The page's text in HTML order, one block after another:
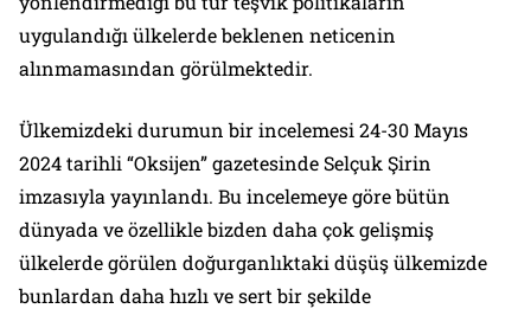
uygulandığı ülkelerde beklenen neticenin
alınmamasından görülmektedir.
Ülkemizdeki durumun bir incelemesi 24-30 Mayıs
2024 tarihli “Oksijen” gazetesinde Selçuk Şirin
imzasıyla yayınlandı. Bu incelemeye göre bütün
dünyada ve özellikle bizden daha çok gelişmiş
ülkelerde görülen doğurganlıktaki düşüş ülkemizde
bunlardan daha hızlı ve sert bir şekilde